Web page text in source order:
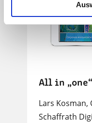
All in „one“
Lars Kosman,
Schaffrath